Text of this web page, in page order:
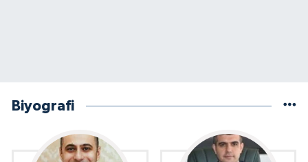
Biyografi